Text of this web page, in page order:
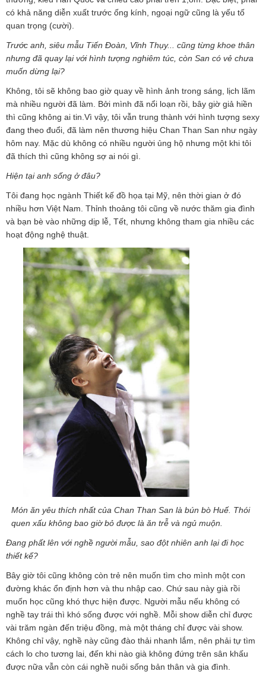
có khả năng diễn xuất trước ống kính, ngoại ngữ cũng là yếu tố
quan trọng (cười).
Trước anh, siêu mẫu Tiến Đoàn, Vĩnh Thụy... cũng từng khoe thân
nhưng đã quay lại với hình tượng nghiêm túc, còn San có vẻ chưa
muốn dừng lại?
Không, tôi sẽ không bao giờ quay về hình ảnh trong sáng, lịch lãm
mà nhiều người đã làm. Bởi mình đã nổi loạn rồi, bây giờ giả hiền
thì cũng không ai tin.Vì vậy, tôi vẫn trung thành với hình tượng sexy
đang theo đuổi, đã làm nên thương hiệu Chan Than San như ngày
hôm nay. Mặc dù không có nhiều người ủng hộ nhưng một khi tôi
đã thích thì cũng không sợ ai nói gì.
Hiện tại anh sống ở đâu?
Tôi đang học ngành Thiết kế đồ họa tại Mỹ, nên thời gian ở đó
nhiều hơn Việt Nam. Thỉnh thoảng tôi cũng về nước thăm gia đình
và bạn bè vào những dịp lễ, Tết, nhưng không tham gia nhiều các
hoạt động nghệ thuật.
Món ăn yêu thích nhất của Chan Than San là bún bò Huế. Thói
quen xấu không bao giờ bỏ được là ăn trễ và ngủ muộn.
Đang phất lên với nghề người mẫu, sao đột nhiên anh lại đi học
thiết kế?
Bây giờ tôi cũng không còn trẻ nên muốn tìm cho mình một con
đường khác ổn định hơn và thu nhập cao. Chứ sau này già rồi
muốn học cũng khó thực hiện được. Người mẫu nếu không có
nghề tay trái thì khó sống được với nghề. Mỗi show diễn chỉ được
vài trăm ngàn đến triệu đồng, mà một tháng chỉ được vài show.
Không chỉ vậy, nghề này cũng đào thải nhanh lắm, nên phải tự tìm
cách lo cho tương lai, đến khi nào già không đứng trên sân khấu
được nữa vẫn còn cái nghề nuôi sống bản thân và gia đình.